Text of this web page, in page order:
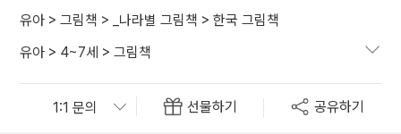
유아 > 그림책 > _나라별 그림책 > 한국 그림책
유아 > 4~7세 > 그림책
선물하기 공유하기